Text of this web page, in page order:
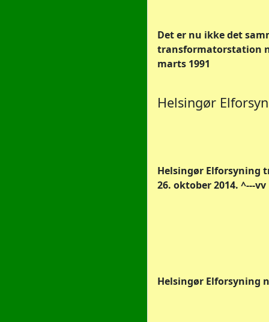
Det er nu ikke det
transformatorstation
marts 1991
Helsingør
Helsingør Elforsyning
26. oktober 2014. ^---vv
Helsingør Elforsyning